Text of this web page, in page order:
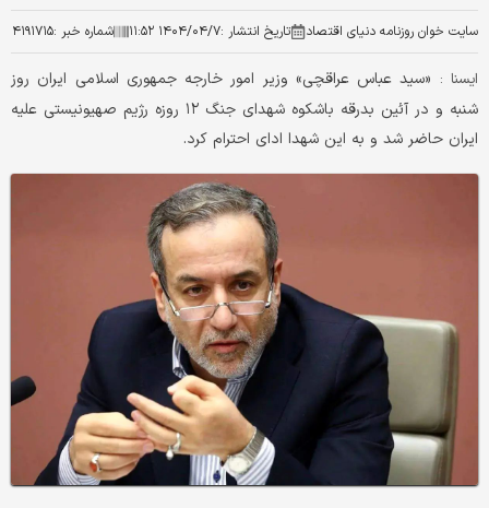
سایت خوان روزنامه دنیای اقتصاد تاریخ انتشار :۱۴۰۴/۰۴/۷ ۱۱:۵۲ شماره خبر :۴۱۹۱۷۱۵
ایسنا : «سید عباس عراقچی» وزیر امور خارجه جمهوری اسلامی ایران روز
شنبه و در آئین بدرقه باشکوه شهدای جنگ ۱۲ روزه رژیم صهیونیستی علیه
ایران حاضر شد و به این شهدا ادای احترام کرد.